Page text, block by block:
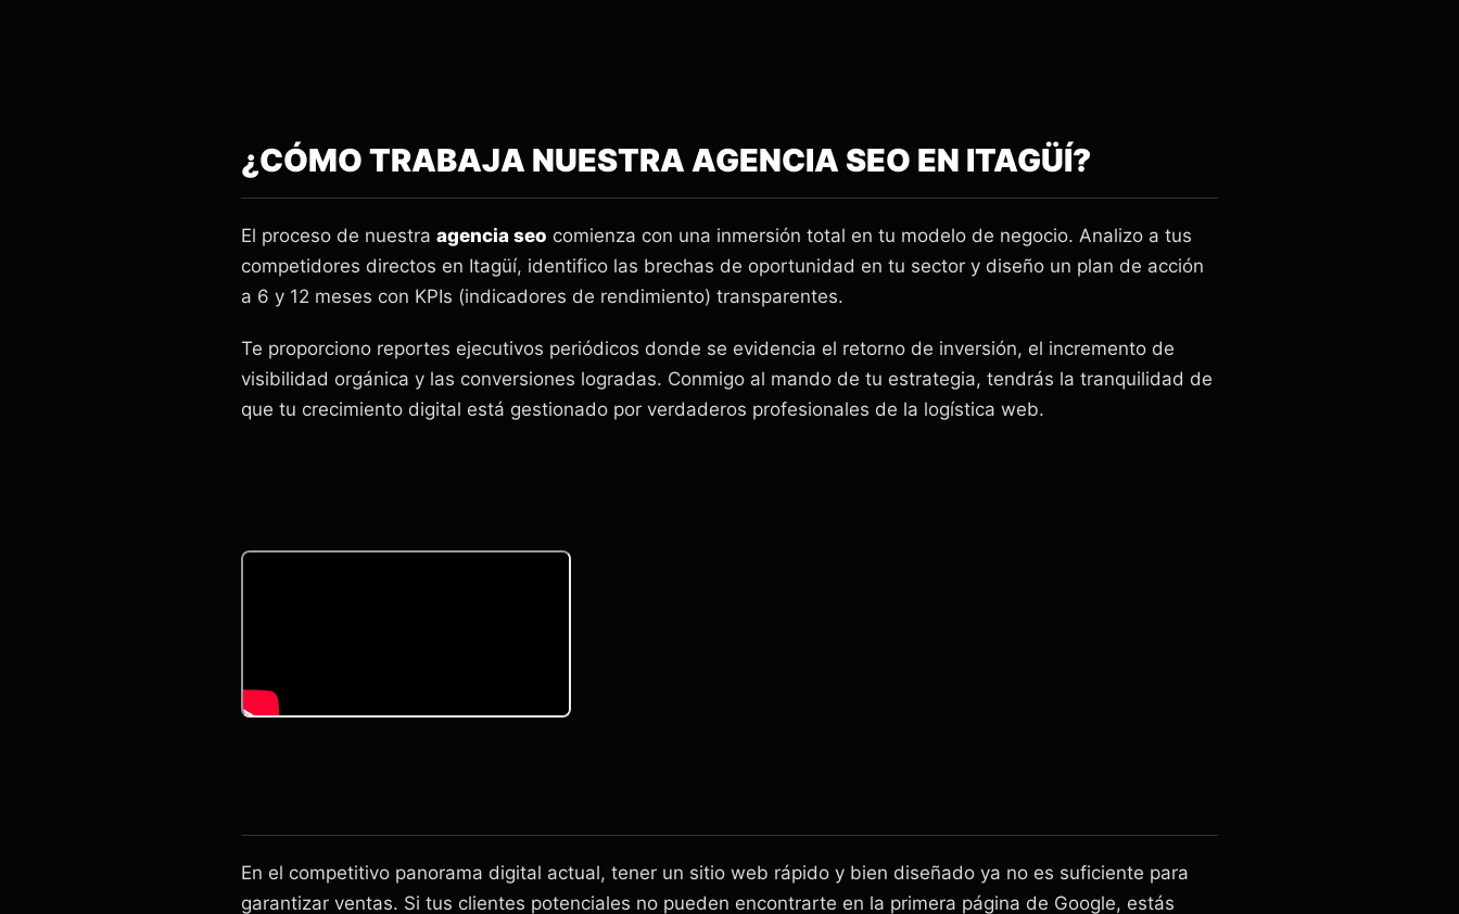
¿CÓMO TRABAJA NUESTRA AGENCIA SEO EN ITAGÜÍ?
El proceso de nuestra agencia seo comienza con una inmersión total en tu modelo de negocio. Analizo a tus
competidores directos en Itagüí, identifico las brechas de oportunidad en tu sector y diseño un plan de acción
a 6 y 12 meses con KPIs (indicadores de rendimiento) transparentes.
Te proporciono reportes ejecutivos periódicos donde se evidencia el retorno de inversión, el incremento de
visibilidad orgánica y las conversiones logradas. Conmigo al mando de tu estrategia, tendrás la tranquilidad de
que tu crecimiento digital está gestionado por verdaderos profesionales de la logística web.
En el competitivo panorama digital actual, tener un sitio web rápido y bien diseñado ya no es suficiente para
garantizar ventas. Si tus clientes potenciales no pueden encontrarte en la primera página de Google, estás